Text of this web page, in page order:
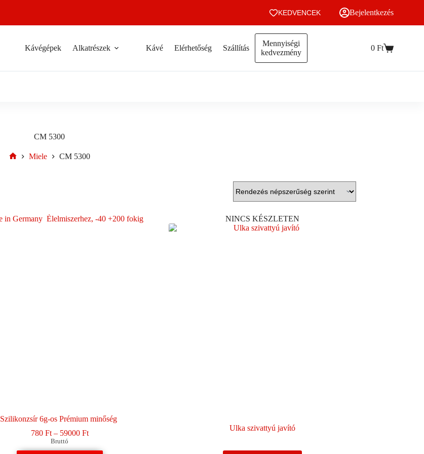
KEDVENCEK Bejelentkezés
Kávégépek Alkatrészek Kávé Elérhetőség Szállítás
Mennyiségi
kedvezmény
Kosár
0 Ft
CM 5300
Miele CM 5300
Szilikonzsír 6g-os Prémium minőség
780 Ft – 59000 FtÁrtartomány:
-
Bruttó
NINCS KÉSZLETEN
Ulka szivattyú javító